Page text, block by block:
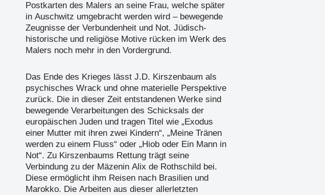
Postkarten des Malers an seine Frau, welche später
in Auschwitz umgebracht werden wird – bewegende
Zeugnisse der Verbundenheit und Not. Jüdisch-
historische und religiöse Motive rücken im Werk des
Malers noch mehr in den Vordergrund.
Das Ende des Krieges lässt J.D. Kirszenbaum als
psychisches Wrack und ohne materielle Perspektive
zurück. Die in dieser Zeit entstandenen Werke sind
bewegende Verarbeitungen des Schicksals der
europäischen Juden und tragen Titel wie „Exodus
einer Mutter mit ihren zwei Kindern“, „Meine Tränen
werden zu einem Fluss“ oder „Hiob oder Ein Mann in
Not“. Zu Kirszenbaums Rettung trägt seine
Verbindung zu der Mäzenin Alix de Rothschild bei.
Diese ermöglicht ihm Reisen nach Brasilien und
Marokko. Die Arbeiten aus dieser allerletzten